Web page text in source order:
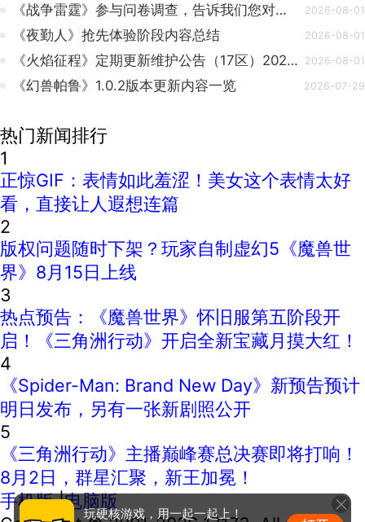
《战争雷霆》参与问卷调查，告诉我们您对过去一年更新内容的看法！ 2026-08-01
《夜勤人》抢先体验阶段内容总结 2026-08-01
《火焰征程》定期更新维护公告（17区）20260804 2026-08-01
《幻兽帕鲁》1.0.2版本更新内容一览 2026-07-29
热门新闻排行
1
正惊GIF：表情如此羞涩！美女这个表情太好
看，直接让人遐想连篇
2
版权问题随时下架？玩家自制虚幻5《魔兽世
界》8月15日上线
3
热点预告：《魔兽世界》怀旧服第五阶段开
启！《三角洲行动》开启全新宝藏月摸大红！
4
《Spider-Man: Brand New Day》新预告预计
明日发布，另有一张新剧照公开
5
《三角洲行动》主播巅峰赛总决赛即将打响！
8月2日，群星汇聚，新王加冕！
手机版|电脑版
玩硬核游戏，用一起一起上！